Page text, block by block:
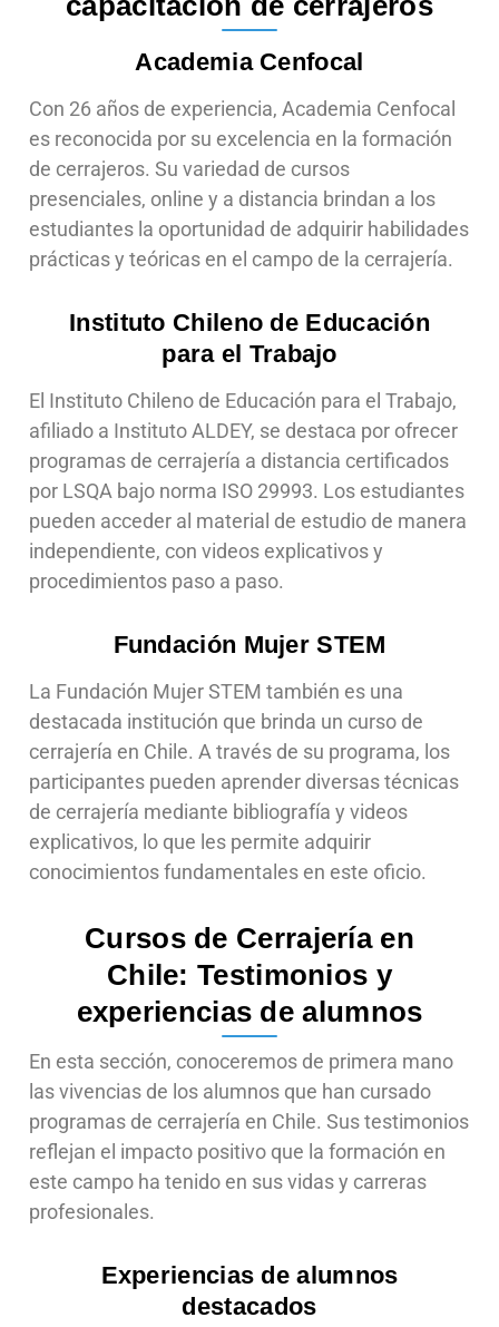
Academia Cenfocal
Con 26 años de experiencia, Academia Cenfocal
es reconocida por su excelencia en la formación
de cerrajeros. Su variedad de cursos
presenciales, online y a distancia brindan a los
estudiantes la oportunidad de adquirir habilidades
prácticas y teóricas en el campo de la cerrajería.
Instituto Chileno de Educación
para el Trabajo
El Instituto Chileno de Educación para el Trabajo,
afiliado a Instituto ALDEY, se destaca por ofrecer
programas de cerrajería a distancia certificados
por LSQA bajo norma ISO 29993. Los estudiantes
pueden acceder al material de estudio de manera
independiente, con videos explicativos y
procedimientos paso a paso.
Fundación Mujer STEM
La Fundación Mujer STEM también es una
destacada institución que brinda un curso de
cerrajería en Chile. A través de su programa, los
participantes pueden aprender diversas técnicas
de cerrajería mediante bibliografía y videos
explicativos, lo que les permite adquirir
conocimientos fundamentales en este oficio.
Cursos de Cerrajería en
Chile: Testimonios y
experiencias de alumnos
En esta sección, conoceremos de primera mano
las vivencias de los alumnos que han cursado
programas de cerrajería en Chile. Sus testimonios
reflejan el impacto positivo que la formación en
este campo ha tenido en sus vidas y carreras
profesionales.
Experiencias de alumnos
destacados